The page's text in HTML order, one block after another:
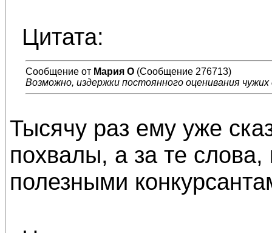
Цитата:
Сообщение от Мария О (Сообщение 276713)
Возможно, издержки постоянного оценивания чужих
Тысячу раз ему уже
похвалы, а за те слова,
полезными